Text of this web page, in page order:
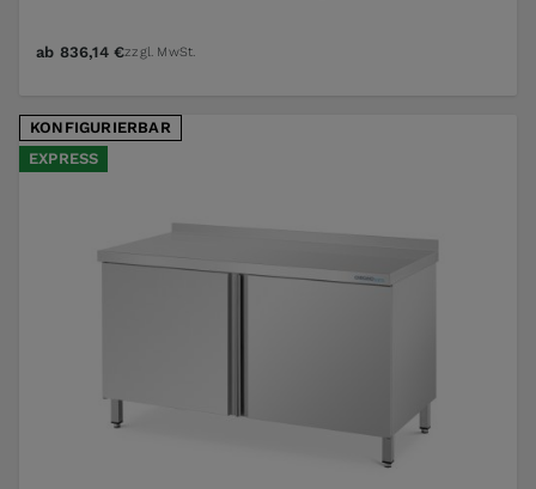
ab 836,14 €zzgl. MwSt.
KONFIGURIERBAR
EXPRESS